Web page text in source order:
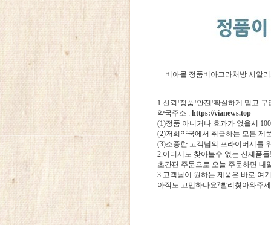
비아몰 정품비아그라처방 시알
1.신뢰!정품!안전!확실하게 믿고 구
약국주소 : https://vianews.top
(1)정품 아니거나 효과가 없을시
(2)저희약국에서 취급하는 모든 제
(3)소중한 고객님의 프라이버시를
2.어디서도 찾아볼수 없는 신제품
초간편 주문으로 오늘 주문하면 내
3.고객님이 원하는 제품은 바로 여
아직도 고민하나요?빨리찾아와주